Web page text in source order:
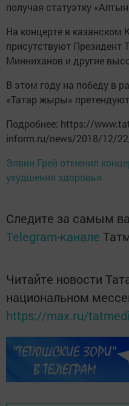
получая статуэтку
На концерте в казанском
присутствуют Президент
Минниханов и другие
В этом году на победу в
«Татар жыры»
Подробнее: https://
inform.ru/news/2018/12/
Элвин Грей отменил
ухудшения здоровья
Следите за самым
Telegram-канале
Читайте новости
национальном
https://max.ru/